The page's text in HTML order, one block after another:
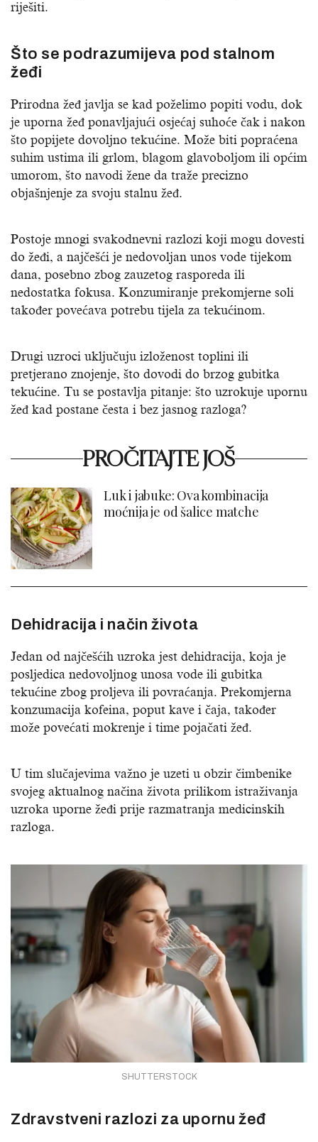
riješiti.
Što se podrazumijeva pod stalnom
žeđi
Prirodna žeđ javlja se kad poželimo popiti vodu, dok
je uporna žeđ ponavljajući osjećaj suhoće čak i nakon
što popijete dovoljno tekućine. Može biti popraćena
suhim ustima ili grlom, blagom glavoboljom ili općim
umorom, što navodi žene da traže precizno
objašnjenje za svoju stalnu žeđ.
Postoje mnogi svakodnevni razlozi koji mogu dovesti
do žeđi, a najčešći je nedovoljan unos vode tijekom
dana, posebno zbog zauzetog rasporeda ili
nedostatka fokusa. Konzumiranje prekomjerne soli
također povećava potrebu tijela za tekućinom.
Drugi uzroci uključuju izloženost toplini ili
pretjerano znojenje, što dovodi do brzog gubitka
tekućine. Tu se postavlja pitanje: što uzrokuje upornu
žeđ kad postane česta i bez jasnog razloga?
PROČITAJTE JOŠ
Luk i jabuke: Ova kombinacija
moćnija je od šalice matche
Dehidracija i način života
Jedan od najčešćih uzroka jest dehidracija, koja je
posljedica nedovoljnog unosa vode ili gubitka
tekućine zbog proljeva ili povraćanja. Prekomjerna
konzumacija kofeina, poput kave i čaja, također
može povećati mokrenje i time pojačati žeđ.
U tim slučajevima važno je uzeti u obzir čimbenike
svojeg aktualnog načina života prilikom istraživanja
uzroka uporne žeđi prije razmatranja medicinskih
razloga.
SHUTTERSTOCK
Zdravstveni razlozi za upornu žeđ